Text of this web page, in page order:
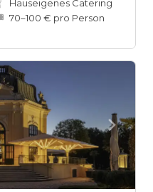
Hauseigenes Catering
70–100 € pro Person